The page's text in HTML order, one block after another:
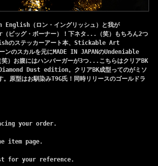
English（ロン・イングリッシュ）と我が
ビッグ・ボーナー）！下ネタ...（笑）もちろん2つ
のステッカーアート本、Stickable Art
のスカルを元にMADE IN JAPANのUndeniable
）お腹にはハンバーガーが3つ...こちらはクリアBK
Diamond Dust edition。クリアBK成型ってのがミソ
原型はお馴染みT9G氏！同時リリースのゴールドラ
your order.
item page.
your reference.